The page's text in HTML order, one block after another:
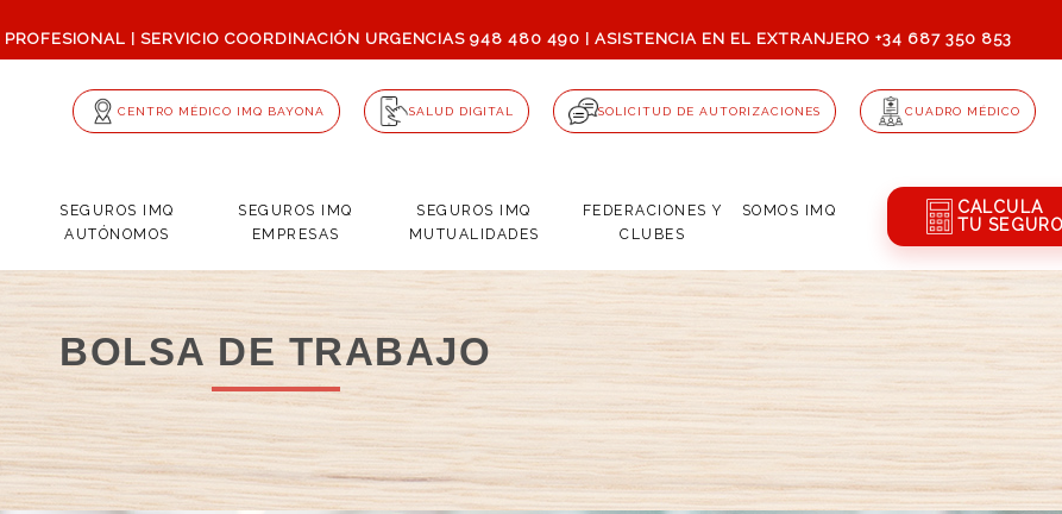
PROFESIONAL SERVICIO COORDINACIÓN URGENCIAS 948 480 490 ASISTENCIA EN EL EXTRANJERO +34 687 350 853
CENTRO MÉDICO IMQ BAYONA SALUD DIGITAL SOLICITUD DE AUTORIZACIONES CUADRO MÉDICO
SEGUROS IMQ
AUTÓNOMOS
SEGUROS IMQ
EMPRESAS
SEGUROS IMQ
MUTUALIDADES
FEDERACIONES Y
CLUBES
SOMOS IMQ
CALCULA
TU
BOLSA DE TRABAJO